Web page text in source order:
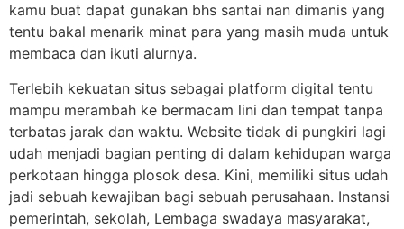
kamu buat dapat gunakan bhs santai nan dimanis yang
tentu bakal menarik minat para yang masih muda untuk
membaca dan ikuti alurnya.
Terlebih kekuatan situs sebagai platform digital tentu
mampu merambah ke bermacam lini dan tempat tanpa
terbatas jarak dan waktu. Website tidak di pungkiri lagi
udah menjadi bagian penting di dalam kehidupan warga
perkotaan hingga plosok desa. Kini, memiliki situs udah
jadi sebuah kewajiban bagi sebuah perusahaan. Instansi
pemerintah, sekolah, Lembaga swadaya masyarakat,